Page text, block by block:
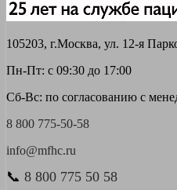
105203, г.Москва, ул. 12-я
Пн-Пт: с 09:30 до 17:00
Сб-Вс: по согласованию с
8 800 775-50-58
info@mfhc.ru
📞 8 800 775 50 58